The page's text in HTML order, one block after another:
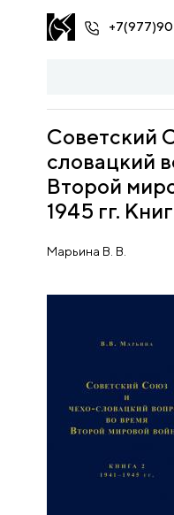
Советский
словацкий
Второй
1945 гг.
Марьина В. В.